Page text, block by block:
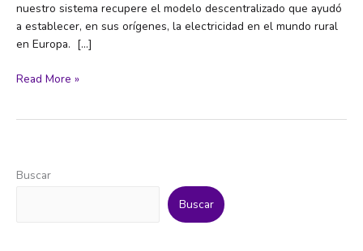
nuestro sistema recupere el modelo descentralizado que ayudó
a establecer, en sus orígenes, la electricidad en el mundo rural
en Europa. […]
Dirk
Read More »
Buscar
Buscar